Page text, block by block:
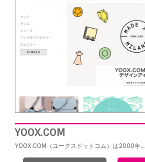
YOOX.COM
YOOX.COM（ユークスドットコム）は2000年…